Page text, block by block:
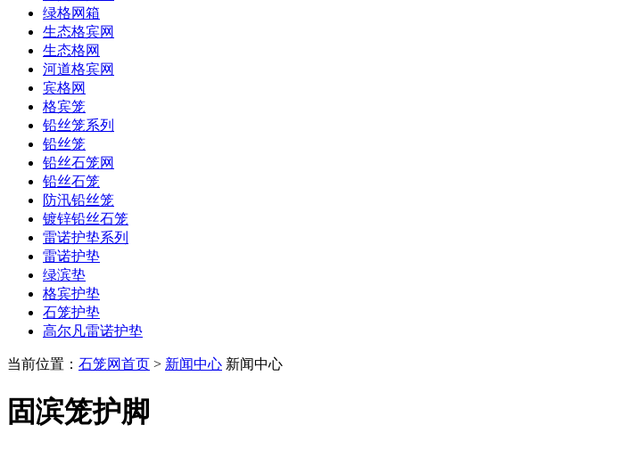
绿格网箱
生态格宾网
生态格网
河道格宾网
宾格网
格宾笼
铅丝笼系列
铅丝笼
铅丝石笼网
铅丝石笼
防汛铅丝笼
镀锌铅丝石笼
雷诺护垫系列
雷诺护垫
绿滨垫
格宾护垫
石笼护垫
高尔凡雷诺护垫
当前位置： 石笼网首页 > 新闻中心 新闻中心
固滨笼护脚